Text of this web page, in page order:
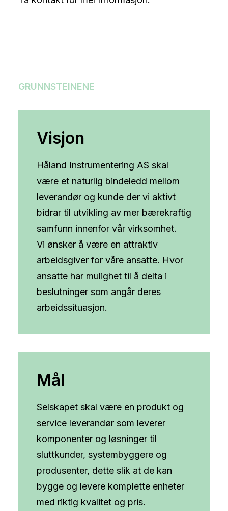
GRUNNSTEINENE
Visjon
Håland Instrumentering AS skal
være et naturlig bindeledd mellom
leverandør og kunde der vi aktivt
bidrar til utvikling av mer bærekraftig
samfunn innenfor vår virksomhet.
Vi ønsker å være en attraktiv
arbeidsgiver for våre ansatte. Hvor
ansatte har mulighet til å delta i
beslutninger som angår deres
arbeidssituasjon.
Mål
Selskapet skal være en produkt og
service leverandør som leverer
komponenter og løsninger til
sluttkunder, systembyggere og
produsenter, dette slik at de kan
bygge og levere komplette enheter
med riktig kvalitet og pris.